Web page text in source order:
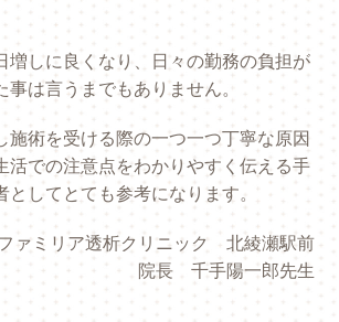
増しに良くなり、日々の勤務の負担が
事は言うまでもありません。
施術を受ける際の一つ一つ丁寧な原因
活での注意点をわかりやすく伝える手
としてとても参考になります。
ァミリア透析クリニック 北綾瀬駅前
院長 千手陽一郎先生